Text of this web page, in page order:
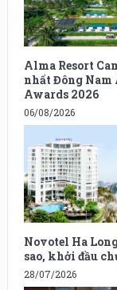
Alma Resort
nhất Đông Nam
Awards 2026
06/08/2026
Novotel Ha
sao, khởi đầu
28/07/2026